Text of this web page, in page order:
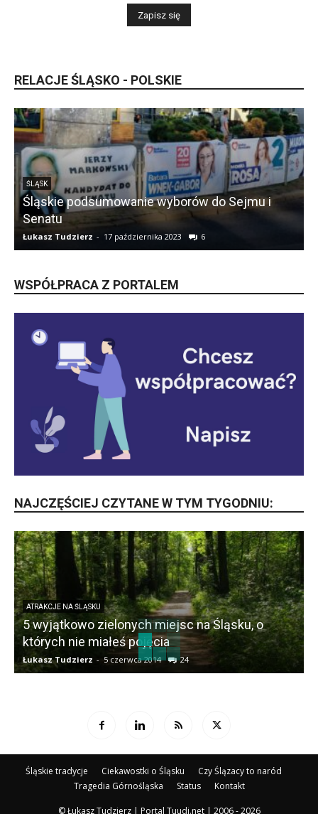
RELACJE ŚLĄSKO - POLSKIE
ŚLĄSK
Śląskie podsumowanie wyborów do Sejmu i
Senatu
Łukasz Tudzierz - 17 października 2023 6
WSPÓŁPRACA Z PORTALEM
NAJCZĘŚCIEJ CZYTANE W TYM TYGODNIU:
ATRAKCJE NA ŚLĄSKU
5 wyjątkowo zielonych miejsc na Śląsku, o
których nie miałeś pojęcia
Łukasz Tudzierz - 5 czerwca 2014 24